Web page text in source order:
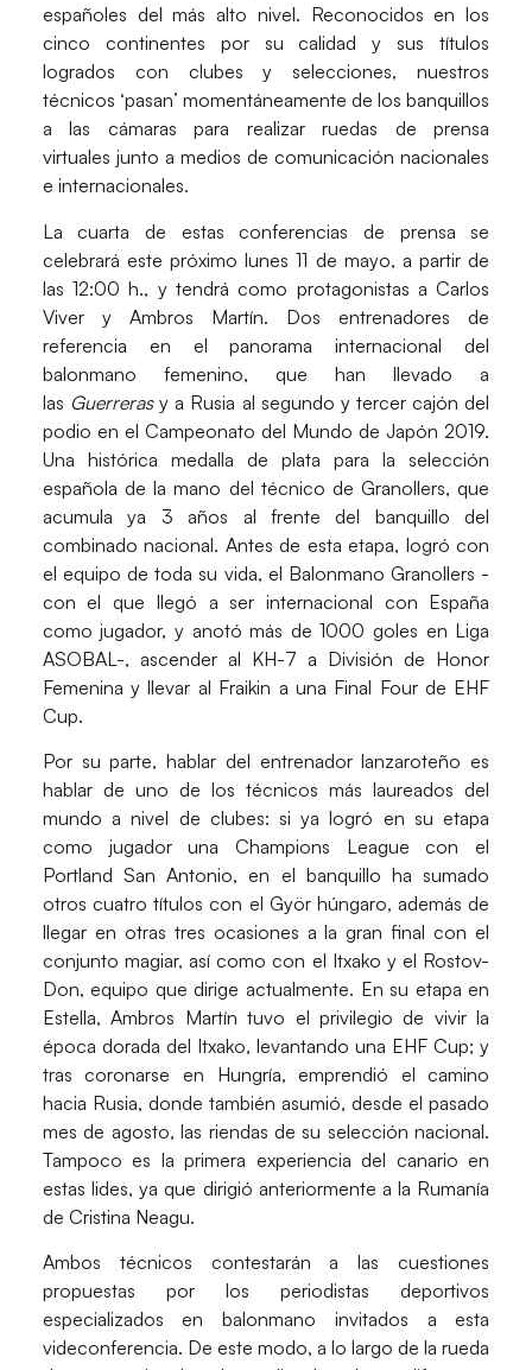
españoles del más alto nivel. Reconocidos en los
cinco continentes por su calidad y sus títulos
logrados con clubes y selecciones, nuestros
técnicos ‘pasan’ momentáneamente de los banquillos
a las cámaras para realizarruedas de prensa
virtuales junto a medios de comunicación nacionales
e internacionales.
La cuarta de estas conferencias de prensa se
celebrará este próximolunes 11 de mayo, a partir de
las12:00 h., y tendrá como protagonistas aCarlos
Viver y Ambros Martín. Dos entrenadores de
referencia en el panorama internacional del
balonmano femenino, que han llevado a
las Guerrerasy a Rusia al segundo y tercercajón del
podio en el Campeonato del Mundo de Japón 2019.
Una histórica medalla de plata para la selección
española de la mano del técnico de Granollers, que
acumula ya 3 años al frente del banquillo del
combinado nacional. Antes de esta etapa, logró con
el equipo de toda su vida, el Balonmano Granollers -
con el que llegó a ser internacional con España
como jugador, y anotó más de 1000 goles en Liga
ASOBAL-, ascender al KH-7 a División de Honor
Femenina y llevar al Fraikin a una Final Four de EHF
Cup.
Por su parte, hablar del entrenador lanzaroteño es
hablar de uno de los técnicos más laureados del
mundo a nivel de clubes: si ya logró en su etapa
como jugador una Champions League con el
Portland San Antonio, en el banquillo ha sumado
otros cuatro títulos con el Györhúngaro, además de
llegar en otras tres ocasiones a la gran final con el
conjunto magiar, así como con el Itxako y el Rostov-
Don, equipo que dirige actualmente. En su etapa en
Estella, Ambros Martín tuvo el privilegio de vivir la
época dorada del Itxako, levantando una EHF Cup; y
tras coronarse en Hungría, emprendió el camino
hacia Rusia, donde también asumió, desde el pasado
mes de agosto, las riendas de su selección nacional.
Tampoco es la primera experiencia del canario en
estas lides, ya que dirigió anteriormente a la Rumanía
de Cristina Neagu.
Ambos técnicos contestarán a las cuestiones
propuestas por los periodistas deportivos
especializados en balonmano invitados a esta
videconferencia. De este modo, a lo largo de la rueda